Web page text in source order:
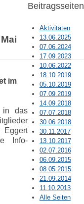
Beitragsseiten
Aktivitäten
13.06.2025
07.06.2024
17.09.2023
10.06.2022
18.10.2019
05.10.2019
07.09.2019
14.09.2018
07.07.2018
30.06.2018
30.11.2017
13.10.2017
02.07.2016
06.09.2015
08.05.2015
21.09.2014
11.10.2013
Alle Seiten
im
in das
Eggert
Info-